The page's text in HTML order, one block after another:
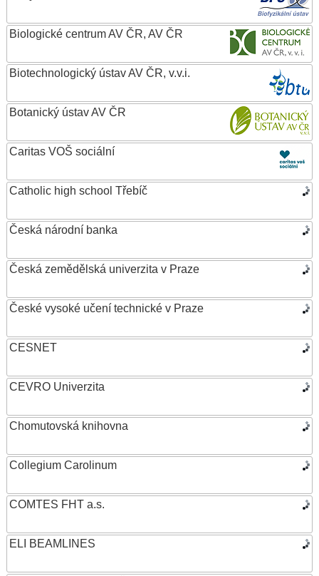
Biologické centrum AV ČR, AV ČR
Biotechnologický ústav AV ČR, v.v.i.
Botanický ústav AV ČR
Caritas VOŠ sociální
Catholic high school Třebíč
Česká národní banka
Česká zemědělská univerzita v Praze
České vysoké učení technické v Praze
CESNET
CEVRO Univerzita
Chomutovská knihovna
Collegium Carolinum
COMTES FHT a.s.
ELI BEAMLINES